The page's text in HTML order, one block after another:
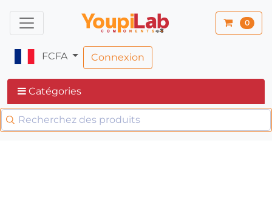
0
FCFA Connexion
Catégories